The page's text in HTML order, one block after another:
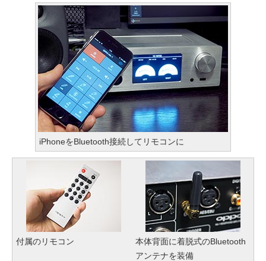
iPhoneをBluetooth接続してリモコンに
付属のリモコン
本体背面に着脱式のBluetooth
アンテナを装備